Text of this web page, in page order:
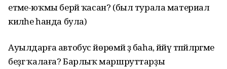
етәме-юҡмы берәй ҡасан? (был турала материал
киләһе һанда була)
Ауылдарға автобус йөрөмәй ҙә баһа, йәйәү тәпәйләргәме
беҙгә ҡалаға? Барлыҡ маршруттарҙы